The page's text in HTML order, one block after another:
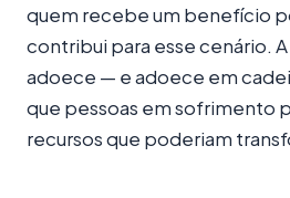
quem recebe um benefício
contribui para esse cenário.
adoece — e adoece em
que pessoas em sofrimento
recursos que poderiam